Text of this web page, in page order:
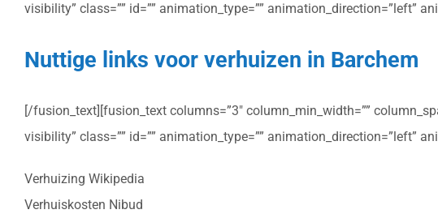
visibility” class=”” id=”” animation_type=”” animation_direction=”left”
Nuttige links voor verhuizen in Barchem
[/fusion_text][fusion_text columns=”3″ column_min_width=””
visibility” class=”” id=”” animation_type=”” animation_direction=”left”
Verhuizing Wikipedia
Verhuiskosten Nibud